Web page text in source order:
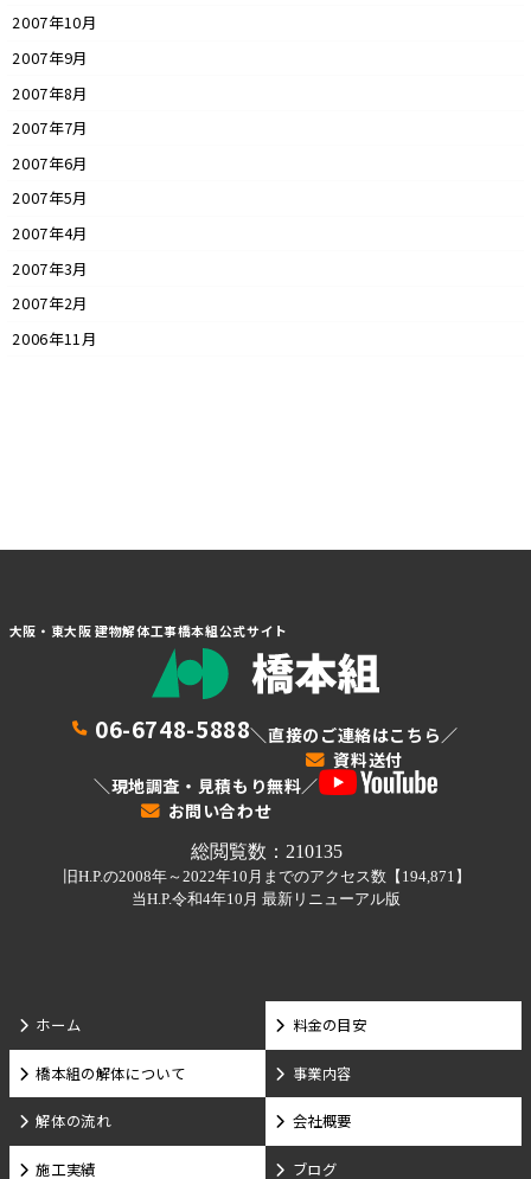
2007年10月
2007年9月
2007年8月
2007年7月
2007年6月
2007年5月
2007年4月
2007年3月
2007年2月
2006年11月
大阪・東大阪 建物解体工事橋本組公式サイト
06-6748-5888＼直接のご連絡はこちら／
資料送付
＼現地調査・見積もり無料／
お問い合わせ
ホーム 料金の目安
橋本組の解体について 事業内容
解体の流れ 会社概要
施工実績 ブログ